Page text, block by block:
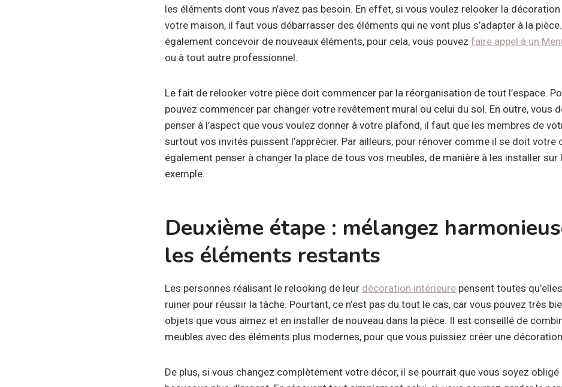
les éléments dont vous n’avez pas besoin. En effet, si vous voulez relooker la
votre maison, il faut vous débarrasser des éléments qui ne vont plus s’adapter à la
également concevoir de nouveaux éléments, pour cela, vous pouvez faire appel à un
ou à tout autre professionnel.
Le fait de relooker votre pièce doit commencer par la réorganisation de tout l’espace.
pouvez commencer par changer votre revêtement mural ou celui du sol. En outre, vous
penser à l’aspect que vous voulez donner à votre plafond, il faut que les membres de
surtout vos invités puissent l’apprécier. Par ailleurs, pour rénover comme il se doit votre
également penser à changer la place de tous vos meubles, de manière à les installer sur
exemple.
Deuxième étape : mélangez
les éléments restants
Les personnes réalisant le relooking de leur décoration intérieure pensent toutes
ruiner pour réussir la tâche. Pourtant, ce n’est pas du tout le cas, car vous pouvez très
objets que vous aimez et en installer de nouveau dans la pièce. Il est conseillé de
meubles avec des éléments plus modernes, pour que vous puissiez créer une
De plus, si vous changez complètement votre décor, il se pourrait que vous soyez obligé